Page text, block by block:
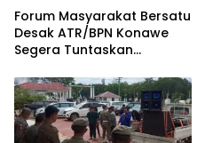
Forum Masyarakat Bersatu
Desak ATR/BPN Konawe
Segera Tuntaskan
Olu Onua, Beri Tenggat
Waktu 2×24 Jam